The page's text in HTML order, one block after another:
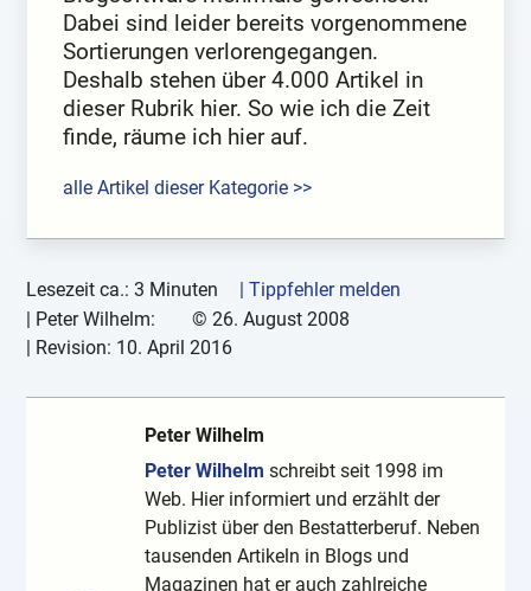
Dabei sind leider bereits vorgenommene
Sortierungen verlorengegangen.
Deshalb stehen über 4.000 Artikel in
dieser Rubrik hier. So wie ich die Zeit
finde, räume ich hier auf.
alle Artikel dieser Kategorie >>
Lesezeit ca.: 3 Minuten
| Tippfehler melden
| Peter Wilhelm: © 26. August 2008
| Revision: 10. April 2016
Peter Wilhelm
Peter Wilhelm schreibt seit 1998 im
Web. Hier informiert und erzählt der
Publizist über den Bestatterberuf. Neben
tausenden Artikeln in Blogs und
Magazinen hat er auch zahlreiche